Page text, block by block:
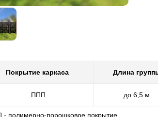
Покрытие каркаса Длина
ППП до 6,5 м
- полимерно-порошковое покрытие